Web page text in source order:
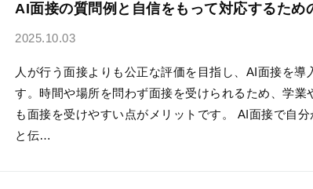
AI面接の質問例と自信をもって対応するため
2025.10.03
人が行う面接よりも公正な評価を目指し、AI面接を導
す。時間や場所を問わず面接を受けられるため、学業
も面接を受けやすい点がメリットです。 AI面接で自
と伝…